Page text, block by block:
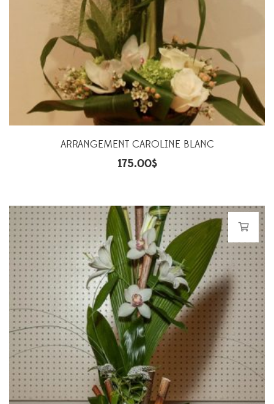
ARRANGEMENT CAROLINE BLANC
175.00$